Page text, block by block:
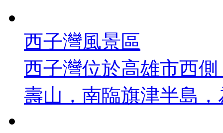
西子灣風景區
西子灣位於高雄市西
壽山，南臨旗津半島